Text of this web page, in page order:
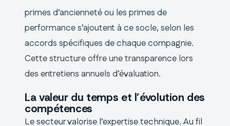
primes d’ancienneté ou les primes de
performance s’ajoutent à ce socle, selon les
accords spécifiques de chaque compagnie.
Cette structure offre une transparence lors
des entretiens annuels d’évaluation.
La valeur du temps et l’évolution des
compétences
Le secteur valorise l’expertise technique. Au fil